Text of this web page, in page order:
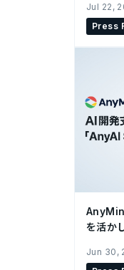
Jul 22,
Press
を活か
Jun 30,